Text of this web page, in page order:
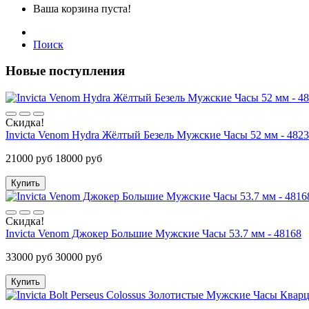
Ваша корзина пуста!
Поиск
Новые поступления
Скидка!
Invicta Venom Hydra Жёлтый Безель Мужские Часы 52 мм -
21000 руб 18000 руб
Купить
Скидка!
Invicta Venom Джокер Большие Мужские Часы 53.7 мм - 48168
33000 руб 30000 руб
Купить